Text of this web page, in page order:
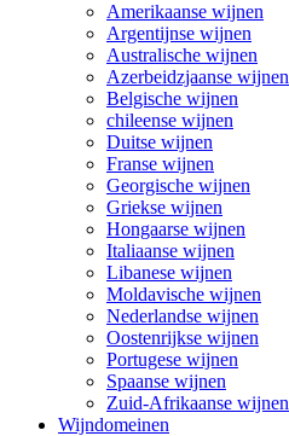
Amerikaanse wijnen
Argentijnse wijnen
Australische wijnen
Azerbeidzjaanse wijnen
Belgische wijnen
chileense wijnen
Duitse wijnen
Franse wijnen
Georgische wijnen
Griekse wijnen
Hongaarse wijnen
Italiaanse wijnen
Libanese wijnen
Moldavische wijnen
Nederlandse wijnen
Oostenrijkse wijnen
Portugese wijnen
Spaanse wijnen
Zuid-Afrikaanse wijnen
Wijndomeinen